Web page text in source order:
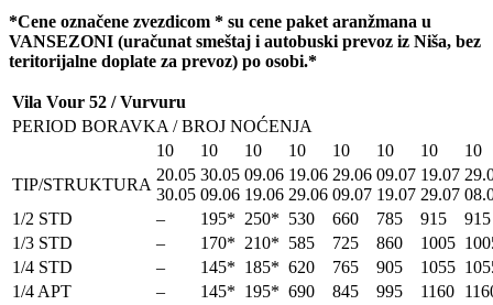
*Cene označene zvezdicom * su cene paket aranžmana u
VANSEZONI (uračunat smeštaj i autobuski prevoz iz Niša, bez
teritorijalne doplate za prevoz) po osobi.*
Vila Vour 52 / Vurvuru
PERIOD BORAVKA / BROJ NOĆENJA
10
10 10 10 10 10 10
10
TIP/STRUKTURA
20.05
30.05
30.05
09.06
09.06
19.06
19.06
29.06
29.06
09.07
09.07
19.07
19.07
29.07
1/2 STD
– 195* 250* 530 660 785 915
915
1/3 STD
– 170* 210* 585 725 860 1005
1/4 STD
– 145* 185* 620 765 905 1055
1/4 APT
– 145* 195* 690 845 995 1160